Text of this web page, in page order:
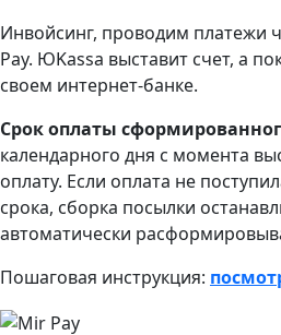
Инвойсинг, проводим платежи
Pay. ЮKassa выставит счет, а
своем интернет-банке.
Срок оплаты
календарного дня с момента
оплату. Если оплата не
срока, сборка посылки
автоматически
Пошаговая инструкция: